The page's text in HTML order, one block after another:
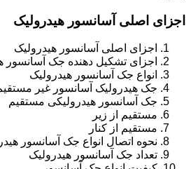
اجزای اصلی آسانسور هیدرولیک
اجزای اصلی آسانسور هیدرولیک
اجزای تشکیل دهنده جک آسانسور
انواع جک آسانسور هیدرولیک
جک هیدرولیک آسانسور غیر
جک آسانسور هیدرولیکی مستقیم
مستقیم از زیر
مستقیم از کنار
نحوه اتصال انواع جک آسانسور
تعداد جک آسانسور هیدرولیک